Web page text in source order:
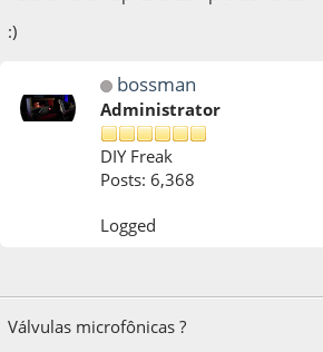
:)
bossman
Administrator
DIY Freak
Posts: 6,368
Logged
Válvulas microfônicas ?